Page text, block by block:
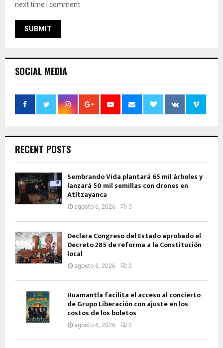
next time I comment.
SOCIAL MEDIA
RECENT POSTS
Sembrando Vida plantará 65 mil árboles y
lanzará 50 mil semillas con drones en
Atltzayanca
agosto 6, 2026 0
Declara Congreso del Estado aprobado el
Decreto 285 de reforma a la Constitución
local
agosto 6, 2026 0
Huamantla facilita el acceso al concierto
de Grupo Liberación con ajuste en los
costos de los boletos
agosto 6, 2026 0